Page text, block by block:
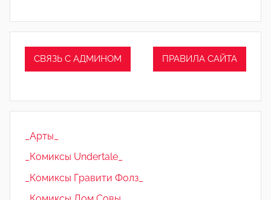
СВЯЗЬ С АДМИНОМ ПРАВИЛА САЙТА
_Арты_
_Комиксы Undertale_
_Комиксы Гравити Фолз_